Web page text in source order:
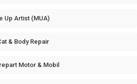
Up Artist (MUA)
& Body Repair
Motor & Mobil